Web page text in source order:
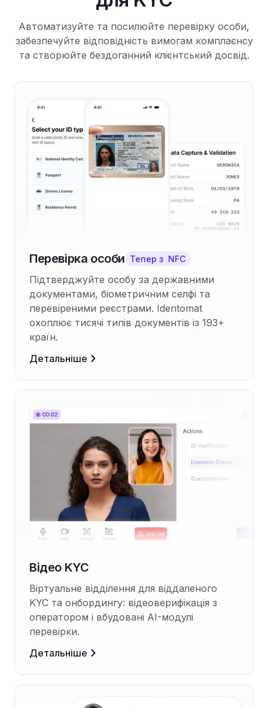
Автоматизуйте та посилюйте перевірку особи,
забезпечуйте відповідність вимогам комплаєнсу
та створюйте бездоганний клієнтський досвід.
Перевірка особи Тепер з NFC
Підтверджуйте особу за державними
документами, біометричним селфі та
перевіреними реєстрами. Identomat
охоплює тисячі типів документів із 193+
країн.
Детальніше
Відео KYC
Віртуальне відділення для віддаленого
KYC та онбордингу: відеоверифікація з
оператором і вбудовані AI-модулі
перевірки.
Детальніше